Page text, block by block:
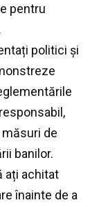
pentru
politici și
de
banilor.
ați achitat
înainte de a